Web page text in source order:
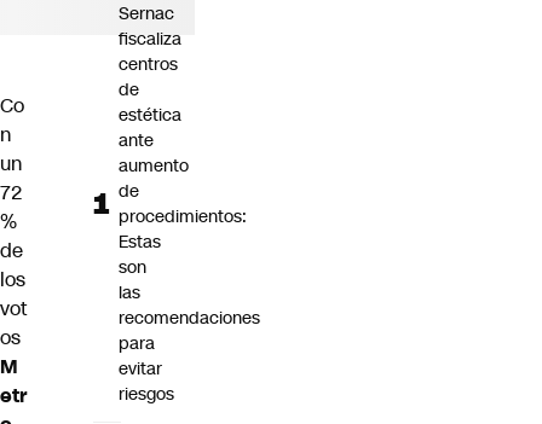
Co
n
un
72
%
de
los
vot
os
M
etr
Sernac
fiscaliza
centros
de
estética
ante
aumento
de
procedimientos:
Estas
son
las
recomendaciones
para
evitar
riesgos